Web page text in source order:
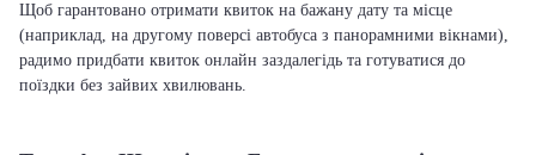
Щоб гарантовано отримати квиток на бажану дату та місце
(наприклад, на другому поверсі автобуса з панорамними вікнами),
радимо придбати квиток онлайн заздалегідь та готуватися до
поїздки без зайвих хвилювань.